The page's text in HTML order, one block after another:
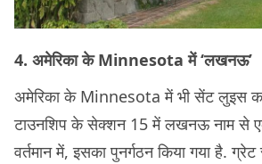
4. अमेरिका के Minnesota में ‘लखनऊ’
अमेरिका के Minnesota में भी सेंट लुइस
टाउनशिप के सेक्शन 15 में लखनऊ नाम से एक
वर्तमान में, इसका पुनर्गठन किया गया है.